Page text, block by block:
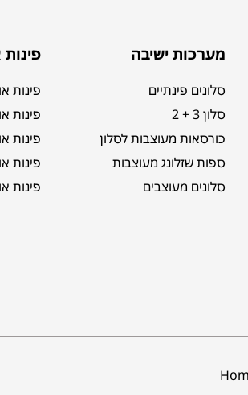
מערכות ישיבה
סלונים פינתיים
סלון 3 + 2
כורסאות מעוצבות לסלון
ספות שזלונג מעוצבות
סלונים מעוצבים
פינות
פינות
פינות אוכל
פינות
פינות